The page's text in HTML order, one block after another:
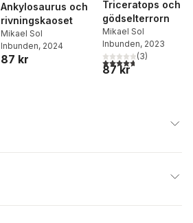
Ankylosaurus och
rivningskaoset
Mikael Sol
Inbunden, 2024
87 kr
Triceratops och
gödselterrorn
Mikael Sol
Inbunden, 2023
4,7utav 5 stjärnor.
(3)
87 kr